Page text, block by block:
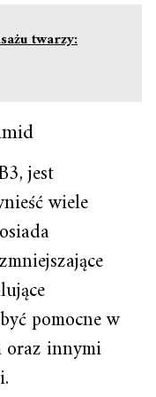
twarzy:
jest
wiele
pomocne w
oraz innymi